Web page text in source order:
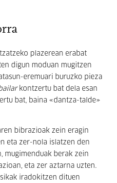
plazerean erabat
digun moduan mugitzen
eremuari buruzko pieza
kontzertu bat dela esan
bat, baina «dantza-talde»
bibrazioak zein eragin
eta zer-nola islatzen den
mugimenduak berak zein
eta zer aztarna uzten.
iradokitzen dituen